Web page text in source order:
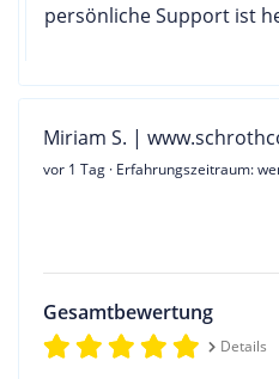
persönliche Support ist
Miriam S. |
vor 1 Tag · Erfahrungszeitraum:
Gesamtbewertung
Details